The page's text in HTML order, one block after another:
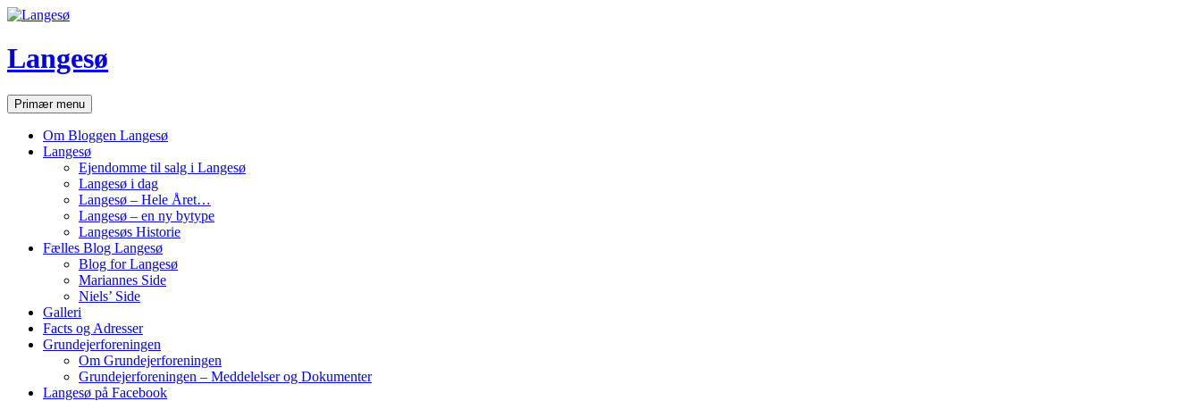
Hop
indhold
Langesø
SøgPrimær menu
Om Bloggen Langesø
Langesø
Ejendomme til salg i Langesø
Langesø i dag
Langesø – Hele Året…
Langesø – en ny bytype
Langesøs Historie
Fælles Blog Langesø
Blog for Langesø
Mariannes Side
Niels’ Side
Galleri
Facts og Adresser
Grundejerforeningen
Om Grundejerforeningen
Grundejerforeningen – Meddelelser og Dokumenter
Langesø på Facebook